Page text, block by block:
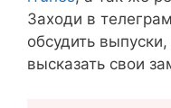
Заходи в
обсудить
высказать свои